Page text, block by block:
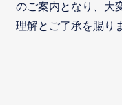
のご案内となり、大
理解とご了承を賜り